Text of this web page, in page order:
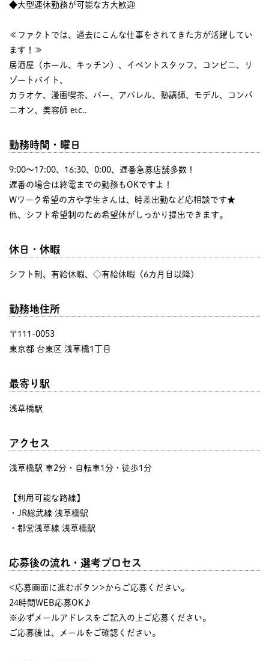
◆大型連休勤務が可能な方大歓迎
≪ファクトでは、過去にこんな仕事をされてきた方が活躍してい
ます！≫
居酒屋（ホール、キッチン）、イベントスタッフ、コンビニ、リ
ゾートバイト、
カラオケ、漫画喫茶、バー、アパレル、塾講師、モデル、コンパ
ニオン、美容師 etc..
勤務時間・曜日
9:00〜17:00、16:30、0:00、遅番急募店舗多数！
遅番の場合は終電までの勤務もOKですよ！
Wワーク希望の方や学生さんは、時差出勤など応相談です★
他、シフト希望制のため希望休がしっかり提出できます。
休日・休暇
シフト制、有給休暇、◇有給休暇（6カ月目以降）
勤務地住所
〒111-0053
東京都 台東区 浅草橋1丁目
最寄り駅
浅草橋駅
アクセス
浅草橋駅 車2分・自転車1分・徒歩1分
【利用可能な路線】
・JR総武線 浅草橋駅
・都営浅草線 浅草橋駅
応募後の流れ・選考プロセス
<応募画面に進むボタン>からご応募ください。
24時間WEB応募OK♪
※必ずメールアドレスをご記入の上ご応募ください。
ご応募後は、メールをご確認ください。